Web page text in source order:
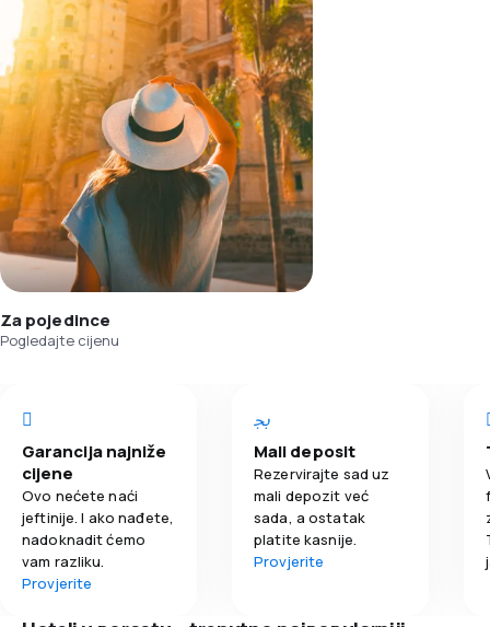
Za pojedince
Pogledajte cijenu
Garancija najniže
cijene
Ovo nećete naći
jeftinije. I ako nađete,
nadoknadit ćemo
vam razliku.
Provjerite
Mali deposit
Rezervirajte sad uz
mali depozit već
sada, a ostatak
platite kasnije.
Provjerite